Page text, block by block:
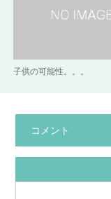
子供の可能性。。。
コメント